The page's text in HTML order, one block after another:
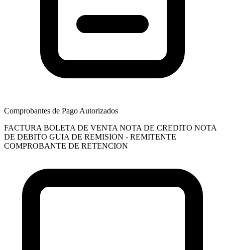
Comprobantes de Pago Autorizados
FACTURA BOLETA DE VENTA NOTA DE CREDITO NOTA
DE DEBITO GUIA DE REMISION - REMITENTE
COMPROBANTE DE RETENCION